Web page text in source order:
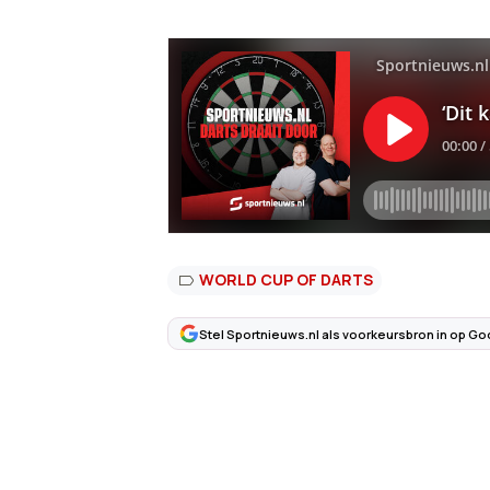
WORLD CUP OF DARTS
Stel Sportnieuws.nl als voorkeursbron in op